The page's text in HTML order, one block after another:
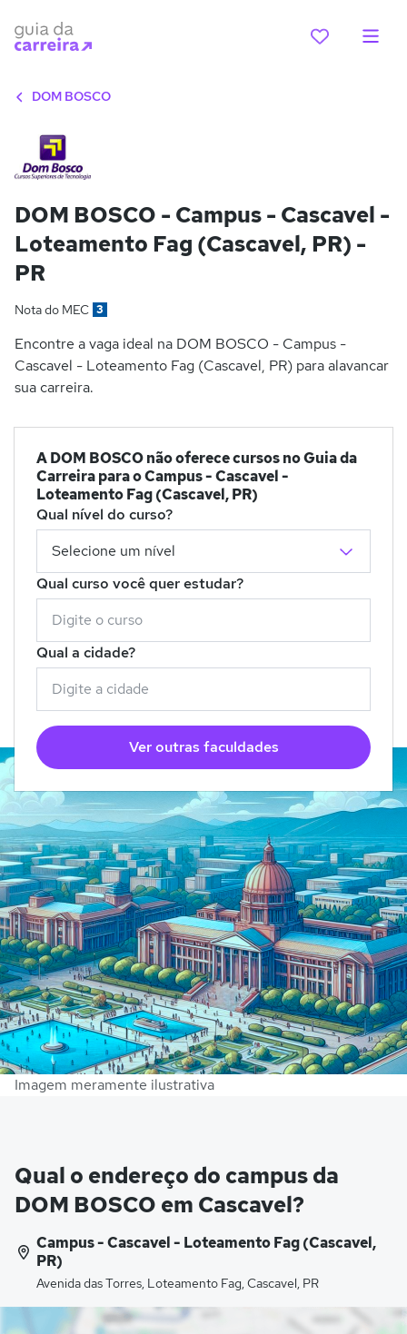
DOM BOSCO
DOM BOSCO - Campus - Cascavel -
Loteamento Fag (Cascavel, PR) -
PR
Nota do MEC 3
Encontre a vaga ideal na DOM BOSCO - Campus -
Cascavel - Loteamento Fag (Cascavel, PR) para alavancar
sua carreira.
A DOM BOSCO não oferece cursos no Guia da
Carreira para o Campus - Cascavel -
Loteamento Fag (Cascavel, PR)
Qual nível do curso?
Qual curso você quer estudar?
Qual a cidade?
Ver outras faculdades
Imagem meramente ilustrativa
Qual o endereço do campus da
DOM BOSCO em Cascavel?
Campus - Cascavel - Loteamento Fag (Cascavel,
PR)
Avenida das Torres, Loteamento Fag, Cascavel, PR